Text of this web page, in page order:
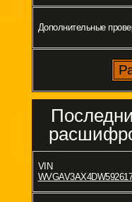
Дополнительные
VIN
WVGAV3AX4DW592617